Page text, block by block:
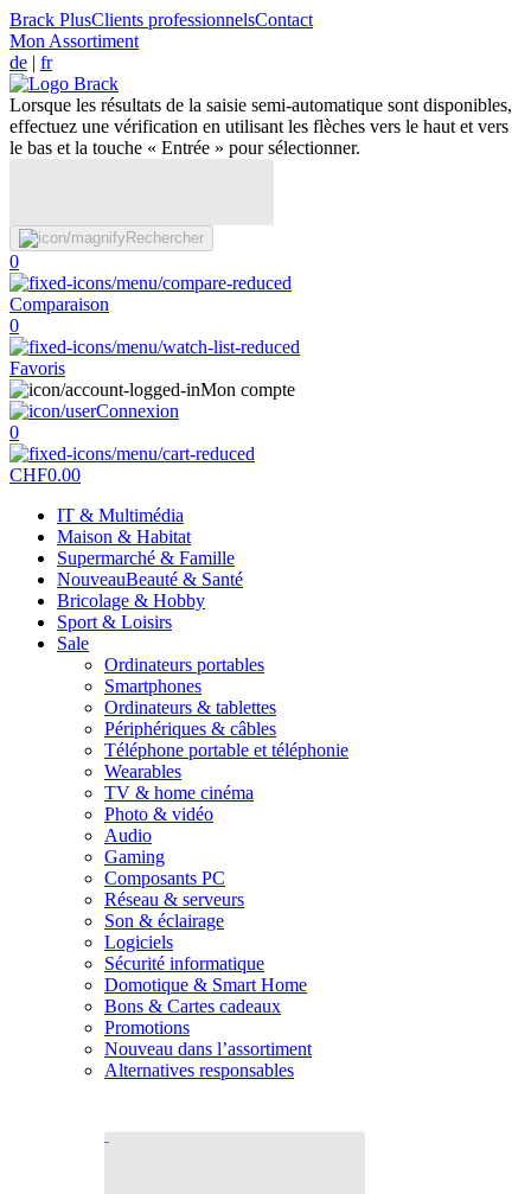
Brack PlusClients professionnelsContact
Mon Assortiment
de | fr
Lorsque les résultats de la saisie semi-automatique sont disponibles,
effectuez une vérification en utilisant les flèches vers le haut et vers
le bas et la touche « Entrée » pour sélectionner.
Rechercher
0
Comparaison
0
Favoris
Mon compte
Connexion
0
CHF0.00
IT & Multimédia
Maison & Habitat
Supermarché & Famille
NouveauBeauté & Santé
Bricolage & Hobby
Sport & Loisirs
Sale
Ordinateurs portables
Smartphones
Ordinateurs & tablettes
Périphériques & câbles
Téléphone portable et téléphonie
Wearables
TV & home cinéma
Photo & vidéo
Audio
Gaming
Composants PC
Réseau & serveurs
Son & éclairage
Logiciels
Sécurité informatique
Domotique & Smart Home
Bons & Cartes cadeaux
Promotions
Nouveau dans l’assortiment
Alternatives responsables